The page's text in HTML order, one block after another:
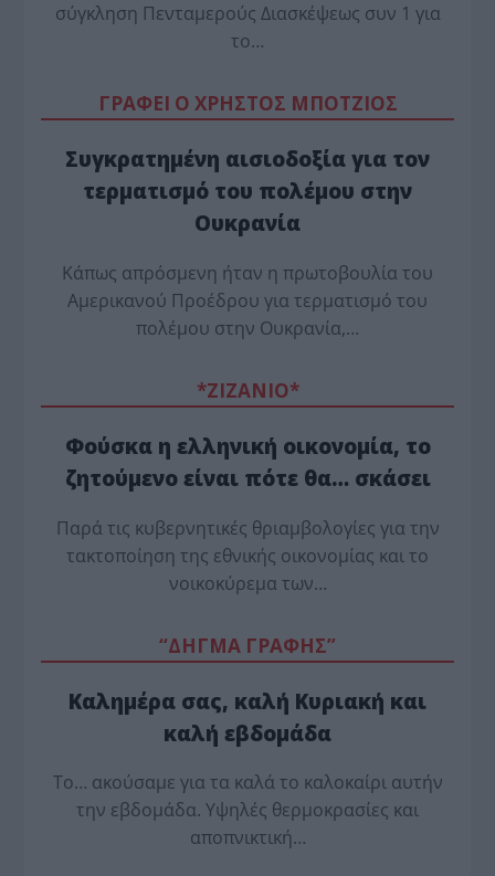
σύγκληση Πενταμερούς Διασκέψεως συν 1 για
το…
ΓΡΑΦΕΙ Ο ΧΡΗΣΤΟΣ ΜΠΟΤΖΙΟΣ
Συγκρατημένη αισιοδοξία για τον
τερματισμό του πολέμου στην
Ουκρανία
Κάπως απρόσμενη ήταν η πρωτοβουλία του
Αμερικανού Προέδρου για τερματισμό του
πολέμου στην Ουκρανία,…
*ZΙΖΑΝΙΟ*
Φούσκα η ελληνική οικονομία, το
ζητούμενο είναι πότε θα… σκάσει
Παρά τις κυβερνητικές θριαμβολογίες για την
τακτοποίηση της εθνικής οικονομίας και το
νοικοκύρεμα των…
“ΔΗΓΜΑ ΓΡΑΦΗΣ”
Καλημέρα σας, καλή Κυριακή και
καλή εβδομάδα
Το… ακούσαμε για τα καλά το καλοκαίρι αυτήν
την εβδομάδα. Υψηλές θερμοκρασίες και
αποπνικτική…